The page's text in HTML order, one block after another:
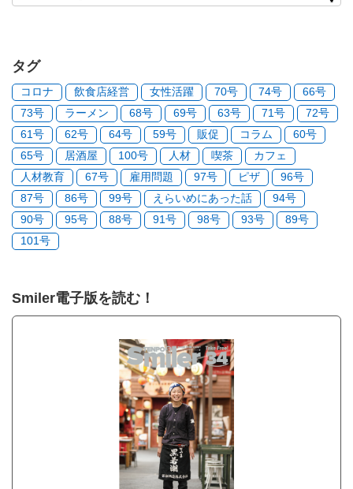
タグ
コロナ 飲食店経営 女性活躍 70号 74号
66号
73号
ラーメン 68号 69号 63号 71号
72号
61号
62号 64号 59号 販促 コラム
60号
65号
居酒屋 100号 人材 喫茶
カフェ
人材教育
67号 雇用問題 97号 ピザ
96号
87号
86号 99号 えらいめにあった話
94号
90号
95号 88号 91号 98号 93号
89号
101号
Smiler電子版を読む！